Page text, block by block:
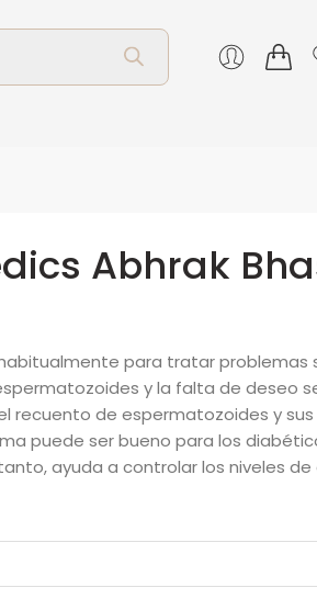
Abhrak
para tratar problemas
y la falta de deseo
recuento de espermatozoides y
puede ser bueno para los
ayuda a controlar los niveles de